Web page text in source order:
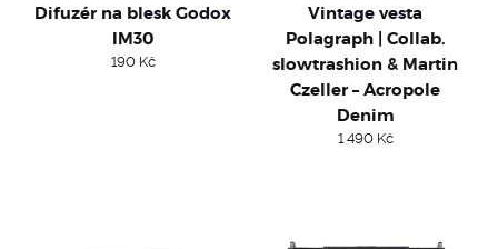
Difuzér na blesk Godox
IM30
190 Kč
Vintage vesta
Polagraph | Collab.
slowtrashion & Martin
Czeller – Acropole
Denim
1 490 Kč